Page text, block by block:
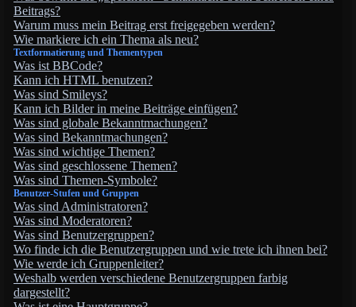
Beitrags?
Warum muss mein Beitrag erst freigegeben werden?
Wie markiere ich ein Thema als neu?
Textformatierung und Thementypen
Was ist BBCode?
Kann ich HTML benutzen?
Was sind Smileys?
Kann ich Bilder in meine Beiträge einfügen?
Was sind globale Bekanntmachungen?
Was sind Bekanntmachungen?
Was sind wichtige Themen?
Was sind geschlossene Themen?
Was sind Themen-Symbole?
Benutzer-Stufen und Gruppen
Was sind Administratoren?
Was sind Moderatoren?
Was sind Benutzergruppen?
Wo finde ich die Benutzergruppen und wie trete ich ihnen bei?
Wie werde ich Gruppenleiter?
Weshalb werden verschiedene Benutzergruppen farbig
dargestellt?